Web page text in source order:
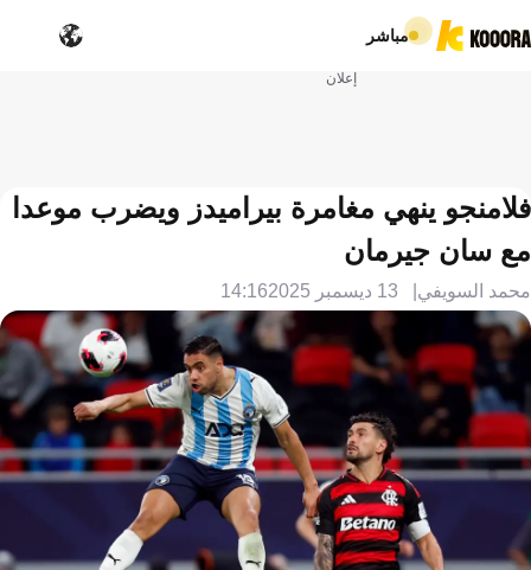
مباشر
إعلان
فلامنجو ينهي مغامرة بيراميدز ويضرب موعدا
مع سان جيرمان
محمد السويفي 13 ديسمبر 2025 14:16